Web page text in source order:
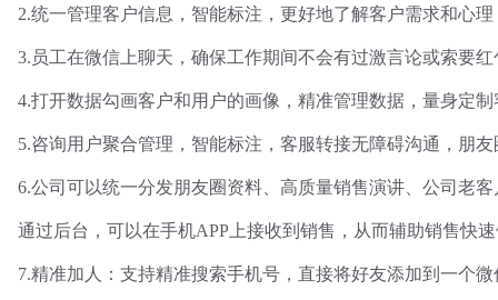
2.统一管理客户信息，智能标注，更好地了解客户需求和心
3.员工在微信上聊天，确保工作期间不会有过激言论或索要
4.打开数据勾画客户和用户的画像，精准管理数据，量身定
5.咨询用户聚合管理，智能标注，客服转接无障碍沟通，朋
6.公司可以统一分发朋友圈资料、高质量销售演讲、公司老
通过后台，可以在手机APP上接收到销售，从而辅助销售快
7.精准加人：支持精准搜索手机号，直接将好友添加到一个